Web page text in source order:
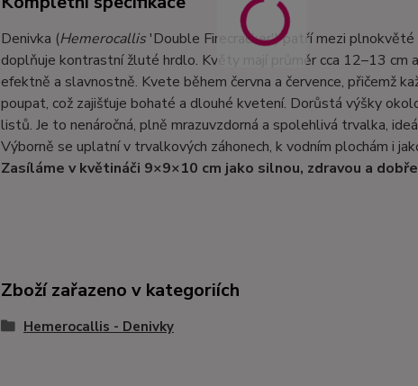
Denivka (Hemerocallis'Double Firecracker') patří mezi
doplňuje kontrastní žluté hrdlo. Květy mají průměr cca 12–13
efektně a slavnostně. Kvete během června a července, přičemž
poupat, což zajišťuje bohaté a dlouhé kvetení. Dorůstá výšky
listů. Je to nenáročná, plně mrazuvzdorná a spolehlivá trvalka,
Výborně se uplatní v trvalkových záhonech, k vodním plochám i
Zasíláme v květináči 9×9×10 cm jako silnou, zdravou a
Zboží zařazeno v kategoriích
Hemerocallis - Denivky